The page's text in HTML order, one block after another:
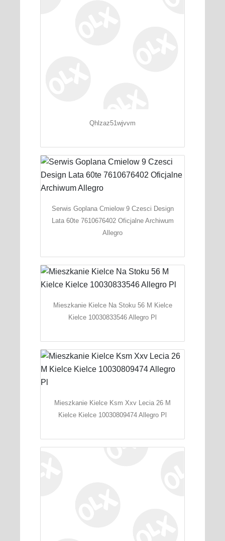
Qhlzaz51wjvvm
Serwis Goplana Cmielow 9 Czesci Design
Lata 60te 7610676402 Oficjalne Archiwum
Allegro
Mieszkanie Kielce Na Stoku 56 M Kielce
Kielce 10030833546 Allegro Pl
Mieszkanie Kielce Ksm Xxv Lecia 26 M
Kielce Kielce 10030809474 Allegro Pl